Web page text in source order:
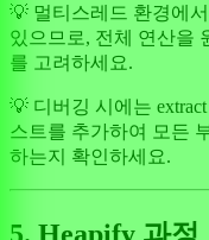
💡 멀티스레드 환경에
있으므로, 전체 연산을
를 고려하세요.
💡 디버깅 시에는
스트를 추가하여 모든
하는지 확인하세요.
5. Heapify 과정